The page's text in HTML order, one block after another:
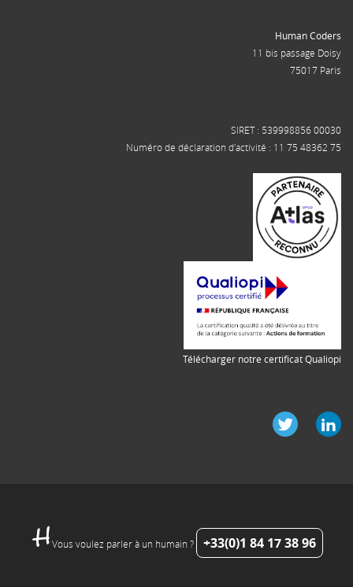
Human Coders
11 bis passage Doisy
75017 Paris
SIRET : 539998856 00030
Numéro de déclaration d'activité : 11 75 48362 75
Télécharger notre certificat Qualiopi
Vous voulez parler à un humain ? +33(0)1 84 17 38 96